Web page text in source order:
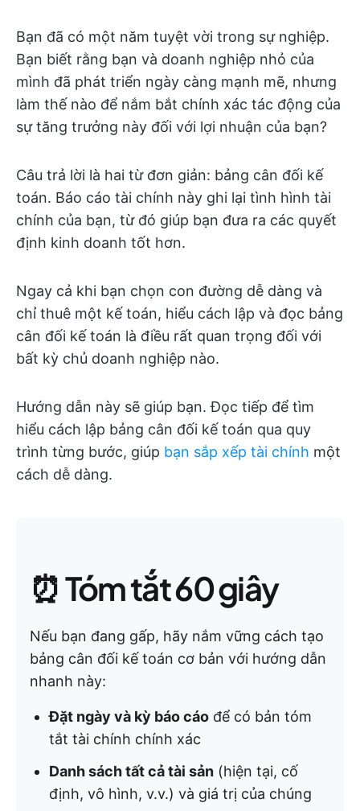
Bạn đã có một năm tuyệt vời trong sự nghiệp.
Bạn biết rằng bạn và doanh nghiệp nhỏ của
mình đã phát triển ngày càng mạnh mẽ, nhưng
làm thế nào để nắm bắt chính xác tác động của
sự tăng trưởng này đối với lợi nhuận của bạn?
Câu trả lời là hai từ đơn giản: bảng cân đối kế
toán. Báo cáo tài chính này ghi lại tình hình tài
chính của bạn, từ đó giúp bạn đưa ra các quyết
định kinh doanh tốt hơn.
Ngay cả khi bạn chọn con đường dễ dàng và
chỉ thuê một kế toán, hiểu cách lập và đọc bảng
cân đối kế toán là điều rất quan trọng đối với
bất kỳ chủ doanh nghiệp nào.
Hướng dẫn này sẽ giúp bạn. Đọc tiếp để tìm
hiểu cách lập bảng cân đối kế toán qua quy
trình từng bước, giúp bạn sắp xếp tài chính một
cách dễ dàng.
⏰ Tóm tắt 60 giây
Nếu bạn đang gấp, hãy nắm vững cách tạo
bảng cân đối kế toán cơ bản với hướng dẫn
nhanh này:
Đặt ngày và kỳ báo cáo để có bản tóm
tắt tài chính chính xác
Danh sách tất cả tài sản (hiện tại, cố
định, vô hình, v.v.) và giá trị của chúng